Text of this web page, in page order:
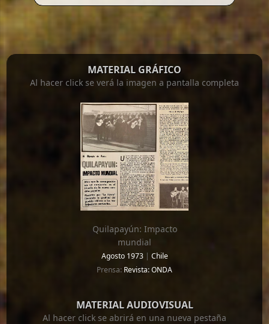
MATERIAL GRÁFICO
Al hacer click se verá la imagen a pantalla completa
Quilapayún: Impacto
mundial
Agosto 1973|Chile
Prensa:Revista: ONDA
MATERIAL AUDIOVISUAL
Al hacer click se abrirá en una nueva pestaña